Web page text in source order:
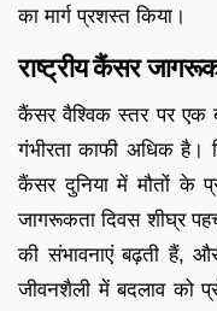
का मार्ग प्रशस्त किया।
राष्ट्रीय कैंसर
कैंसर वैश्विक स्तर पर एक
गंभीरता काफी अधिक है।
कैंसर दुनिया में मौतों के
जागरूकता दिवस शीघ्र
की संभावनाएं बढ़ती हैं,
जीवनशैली में बदलाव को